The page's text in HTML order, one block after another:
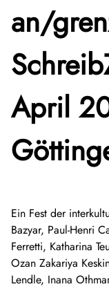
an/
April
Ein Fest der
Bazyar, Paul-Henri
Ferretti, Katharina
Ozan Zakariya
Lendle, Inana